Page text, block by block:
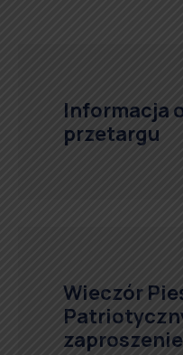
Informacja
przetargu
Wieczór
zaproszenie